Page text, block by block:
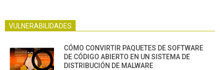
VULNERABILIDADES
CÓMO CONVIRTIR PAQUETES DE SOFTWARE
DE CÓDIGO ABIERTO EN UN SISTEMA DE
DISTRIBUCIÓN DE MALWARE